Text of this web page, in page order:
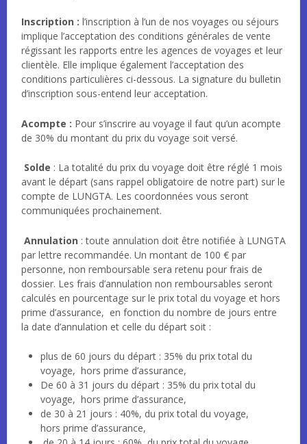
Inscription : l’inscription à l’un de nos voyages ou séjours
implique l’acceptation des conditions générales de vente
régissant les rapports entre les agences de voyages et leur
clientèle. Elle implique également l’acceptation des
conditions particulières ci-dessous. La signature du bulletin
d’inscription sous-entend leur acceptation.
Acompte : Pour s’inscrire au voyage il faut qu’un acompte
de 30% du montant du prix du voyage soit versé.
Solde : La totalité du prix du voyage doit être réglé 1 mois
avant le départ (sans rappel obligatoire de notre part) sur le
compte de LUNGTA. Les coordonnées vous seront
communiquées prochainement.
Annulation : toute annulation doit être notifiée à LUNGTA
par lettre recommandée. Un montant de 100 € par
personne, non remboursable sera retenu pour frais de
dossier. Les frais d’annulation non remboursables seront
calculés en pourcentage sur le prix total du voyage et hors
prime d’assurance, en fonction du nombre de jours entre
la date d’annulation et celle du départ soit :
plus de 60 jours du départ : 35% du prix total du
voyage, hors prime d’assurance,
De 60 à 31 jours du départ : 35% du prix total du
voyage, hors prime d’assurance,
de 30 à 21 jours : 40%, du prix total du voyage,
hors prime d’assurance,